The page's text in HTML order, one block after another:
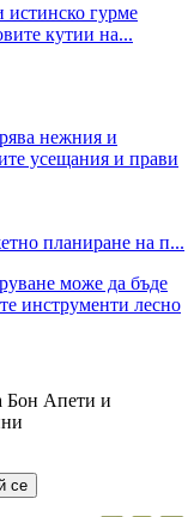
истинско гурме
кутии на...
нежния и
усещания и прави
планиране на п...
може да бъде
инструменти лесно
Бон Апети и